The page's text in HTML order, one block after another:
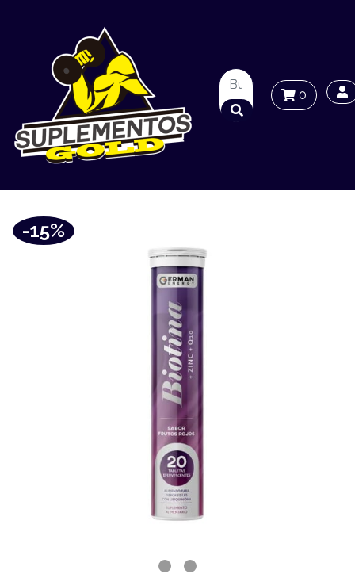
0
-15%